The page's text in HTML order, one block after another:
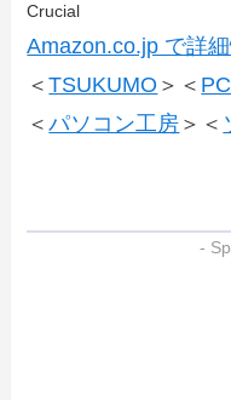
Crucial
Amazon.co.jp で詳
＜TSUKUMO ＞＜
＜パソコン工房 ＞＜
-